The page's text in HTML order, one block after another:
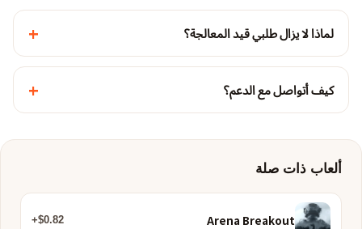
لماذا لا يزال طلبي قيد المعالجة؟ +
كيف أتواصل مع الدعم؟ +
ألعاب ذات صلة
Arena Breakout
$0.82+